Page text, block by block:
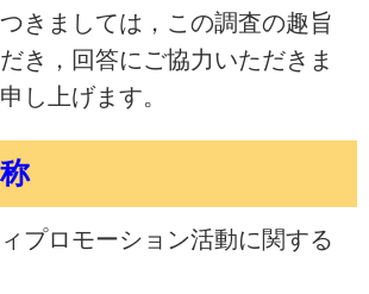
きましては，この調査の趣旨
き，回答にご協力いただきま
し上げます。
プロモーション活動に関する